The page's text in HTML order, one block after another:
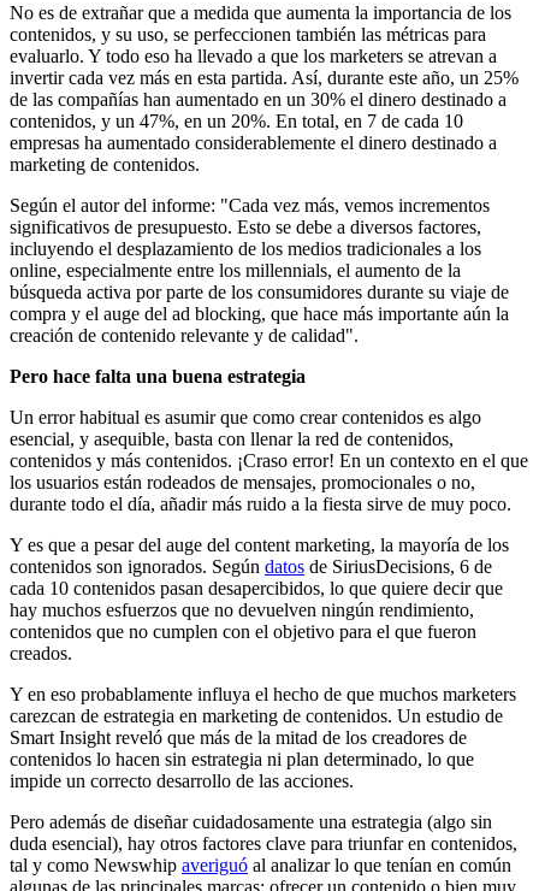
No es de extrañar que a medida que aumenta la importancia de los
contenidos, y su uso, se perfeccionen también las métricas para
evaluarlo. Y todo eso ha llevado a que los marketers se atrevan a
invertir cada vez más en esta partida. Así, durante este año, un 25%
de las compañías han aumentado en un 30% el dinero destinado a
contenidos, y un 47%, en un 20%. En total, en 7 de cada 10
empresas ha aumentado considerablemente el dinero destinado a
marketing de contenidos.
Según el autor del informe: "Cada vez más, vemos incrementos
significativos de presupuesto. Esto se debe a diversos factores,
incluyendo el desplazamiento de los medios tradicionales a los
online, especialmente entre los millennials, el aumento de la
búsqueda activa por parte de los consumidores durante su viaje de
compra y el auge del ad blocking, que hace más importante aún la
creación de contenido relevante y de calidad".
Pero hace falta una buena estrategia
Un error habitual es asumir que como crear contenidos es algo
esencial, y asequible, basta con llenar la red de contenidos,
contenidos y más contenidos. ¡Craso error! En un contexto en el que
los usuarios están rodeados de mensajes, promocionales o no,
durante todo el día, añadir más ruido a la fiesta sirve de muy poco.
Y es que a pesar del auge del content marketing, la mayoría de los
contenidos son ignorados. Según datos de SiriusDecisions, 6 de
cada 10 contenidos pasan desapercibidos, lo que quiere decir que
hay muchos esfuerzos que no devuelven ningún rendimiento,
contenidos que no cumplen con el objetivo para el que fueron
creados.
Y en eso probablamente influya el hecho de que muchos marketers
carezcan de estrategia en marketing de contenidos. Un estudio de
Smart Insight reveló que más de la mitad de los creadores de
contenidos lo hacen sin estrategia ni plan determinado, lo que
impide un correcto desarrollo de las acciones.
Pero además de diseñar cuidadosamente una estrategia (algo sin
duda esencial), hay otros factores clave para triunfar en contenidos,
tal y como Newswhip averiguó al analizar lo que tenían en común
algunas de las principales marcas: ofrecer un contenido o bien muy